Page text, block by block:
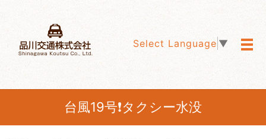
Select Language ▼
メ
台風19号❗️タクシー水没